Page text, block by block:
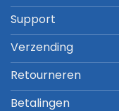
Support
Verzending
Retourneren
Betalingen